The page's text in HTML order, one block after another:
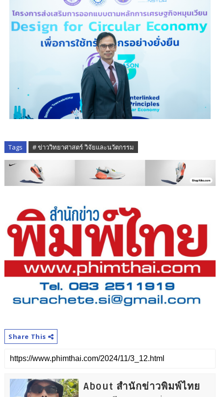
Tags # ข่าววิทยาศาสตร์ วิจัยและนวัตกรรม
Share This
About สำนักข่าวพิมพ์ไทย